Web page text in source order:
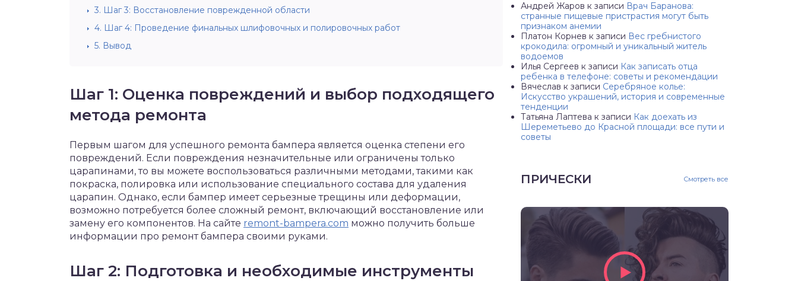
3. Шаг 3: Восстановление поврежденной области
4. Шаг 4: Проведение финальных шлифовочных и полировочных работ
5. Вывод
Шаг 1: Оценка повреждений и выбор подходящего
метода ремонта
Первым шагом для успешного ремонта бампера является оценка степени его
повреждений. Если повреждения незначительные или ограничены только
царапинами, то вы можете воспользоваться различными методами, такими как
покраска, полировка или использование специального состава для удаления
царапин. Однако, если бампер имеет серьезные трещины или деформации,
возможно потребуется более сложный ремонт, включающий восстановление или
замену его компонентов. На сайте remont-bampera.com можно получить больше
информации про ремонт бампера своими руками.
Шаг 2: Подготовка и необходимые инструменты
Андрей Жаров к записи Врач Баранова:
странные пищевые пристрастия могут быть
признаком анемии
Платон Корнев к записи Вес гребнистого
крокодила: огромный и уникальный житель
водоемов
Илья Сергеев к записи Как записать отца
ребенка в телефоне: советы и рекомендации
Вячеслав к записи Серебряное колье:
Искусство украшений, история и современные
тенденции
Татьяна Лаптева к записи Как доехать из
Шереметьево до Красной площади: все пути и
советы
ПРИЧЕСКИ Смотреть все